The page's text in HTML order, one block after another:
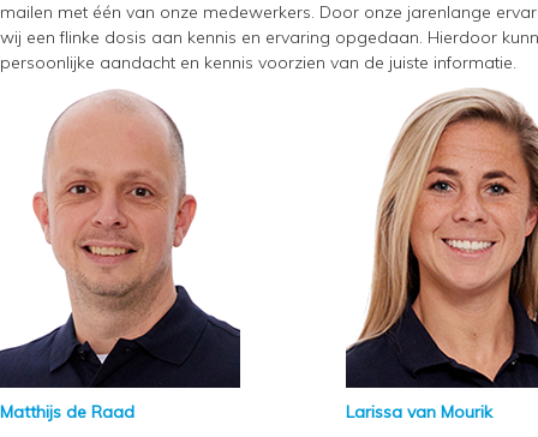
mailen met één van onze medewerkers. Door onze jarenlange
wij een flinke dosis aan kennis en ervaring opgedaan. Hierdoor
persoonlijke aandacht en kennis voorzien van de juiste informatie.
Matthijs de Raad
Larissa van Mourik